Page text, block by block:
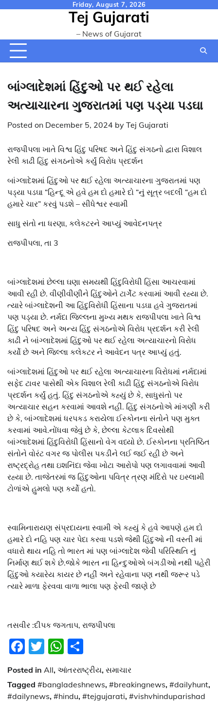
Friday, August 7, 2026
Tej Gujarati
– News of Gujarat
બાંગ્લાદેશમાં હિંદુઓ પર થઈ રહેલા
અત્યાચારના ગુજરાતમાં પણ પડ્યા પડઘા
Posted on December 5, 2024 by Tej Gujarati
રાજપીપલા ખાતે વિશ્વ હિંદુ પરિષદ અને હિંદુ સંગઠનો દ્વારા વિશાલ
રેલી કાઢી હિંદુ સંગઠનોએ કર્યું વિરોધ પ્રદર્શન
બાંગ્લાદેશમાં હિંદુઓ પર થઈ રહેલા અત્યાચારના ગુજરાતમાં પણ
પડ્યા પડઘા “હિન્દૂ એ હવે હમ દો હમારે દો “નું સૂત્ર બદલી “હમ દો
હમારે ચાર” કરવું પડશે – સીધેશ્વર સ્વામી
સાધુ સંતો ના ધરણા, કલેકટરને આપ્યું આવેદનપત્ર
રાજપીપલા, તા 3
બાંગ્લાદેશમાં છેલ્લા ઘણા સમયથી હિંદુવિરોધી હિંસા આચરવામાં
આવી રહી છે. વીણીવીણીને હિંદુઓને ટાર્ગેટ કરવામાં આવી રહ્યા છે.
ત્યારે બાંગ્લાદેશની આ હિંદુવિરોધી હિંસાના પડઘા હવે ગુજરાતમાં
પણ પડ્યા છે. નર્મદા જિલ્લના મુખ્ય મથક રાજપીપલા ખાતે વિશ્વ
હિંદુ પરિષદ અને અન્ય હિંદુ સંગઠનોએ વિરોધ પ્રદર્શન કરી રેલી
કાઢી ને બાંગ્લાદેશમાં હિંદુઓ પર થઈ રહેલા અત્યાચારનો વિરોધ
કર્યો છે અને જિલ્લા કલેકટર ને આવેદન પત્ર આપ્યું હતું.
બાંગ્લાદેશમાં હિંદુઓ પર થઈ રહેલા અત્યાચારના વિરોધમાં નર્મદામાં
સફેદ ટાવર પાસેથી એક વિશાલ રેલી કાઢી હિંદુ સંગઠનોએ વિરોધ
પ્રદર્શન કર્યું હતું. હિંદુ સંગઠનોએ કહ્યું છે કે, સાધુસંતો પર
અત્યાચાર સહન કરવામાં આવશે નહીં. હિંદુ સંગઠનોએ માંગણી કરી
છે કે, બાંગ્લાદેશમાં ધરપકડ કરાયેલા ઈસ્કોનના સંતોને પણ મુક્ત
કરવામાં આવે.નોંધવા જેવું છે કે, છેલ્લા કેટલાક દિવસોથી
બાંગ્લાદેશમાં હિંદુવિરોધી હિંસાનો વેગ વધ્યો છે. ઈસ્કોનના પ્રતિષ્ઠિત
સંતોને વોરંટ વગર જ પોલીસ પકડીને લઈ જઈ રહી છે અને
રાષ્ટ્રદ્રોહ તથા ઇશનિંદા જેવા ખોટા આરોપો પણ લગાવવામાં આવી
રહ્યા છે. તાજેતરમાં જ હિંદુઓના પવિત્ર ત્રણ મંદિરો પર ઇસ્લામી
ટોળાંએ હુમલો પણ કર્યો હતો.
સ્વામિનારાયણ સંપ્રદાયના સ્વામી એ કહ્યું કે હવે આપણે હમ દો
હમારે દો નહિ પણ ચાર પેદા કરવા પડશે જેથી હિંદુઓ ની વસ્તી માં
વધારો થાય નહિ તો ભારત માં પણ બાંગ્લાદેશ જેવી પરિસ્થિતિ નું
નિર્માણ થઈ શકે છે.જોકે ભારત ના હિન્દુઓએ બંગડીઓ નથી પહેરી
હિંદુઓ કયારેય કાયર છે નહીં અને રહેવાના પણ નથી જરૂર પડે
ત્યારે માળા ફેરવવા વાળા ભાલા પણ ફેરવી જાણે છે
તસવીર :દીપક જગતાપ, રાજપીપલા
Facebook
TwitterWhatsApp
Posted in All, આંતરરાષ્ટ્રીય, સમાચાર
Tagged #bangladeshnews, #breakingnews, #dailyhunt,
#dailynews, #hindu, #tejgujarati, #vishvhinduparishad